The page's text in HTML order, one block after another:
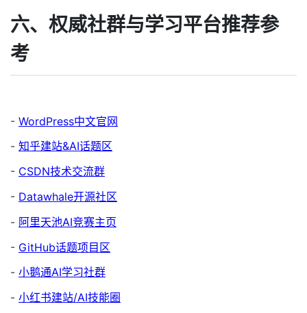
六、权威社群与学习平台推荐参
考
- WordPress中文官网
- 知乎建站&AI话题区
- CSDN技术交流群
- Datawhale开源社区
- 阿里天池AI竞赛主页
- GitHub话题项目区
- 小鹅通AI学习社群
- 小红书建站/AI技能圈